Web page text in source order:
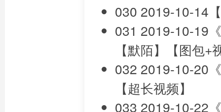
030 2019-10-14
031 2019-10-19
【默陌】【图包+
032 2019-10-20
【超长视频】
033 2019-10-22